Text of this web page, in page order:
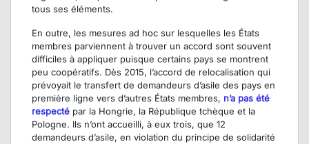
tous ses éléments.
En outre, les mesures ad hoc sur lesquelles les États
membres parviennent à trouver un accord sont souvent
difficiles à appliquer puisque certains pays se montrent
peu coopératifs. Dès 2015, l’accord de relocalisation qui
prévoyait le transfert de demandeurs d’asile des pays en
première ligne vers d’autres États membres, n’a pas été
respecté par la Hongrie, la République tchèque et la
Pologne. Ils n’ont accueilli, à eux trois, que 12
demandeurs d’asile, en violation du principe de solidarité